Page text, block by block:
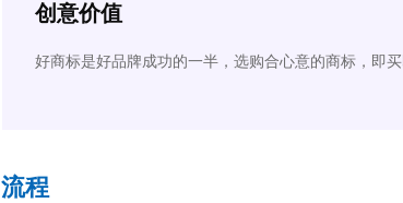
创意价值
好商标是好品牌成功的一半，选购合心意的商标，即买
流程